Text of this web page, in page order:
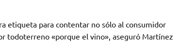
etiqueta para contentar no sólo al consumidor
todoterreno «porque el vino», aseguró Martínez